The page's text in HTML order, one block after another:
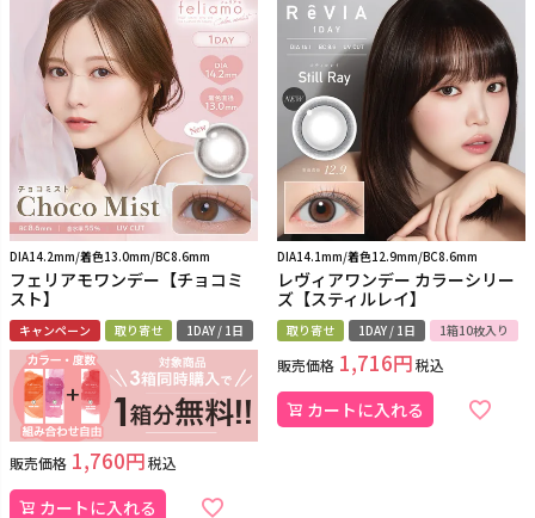
DIA14.2mm/着色13.0mm/BC8.6mm
フェリアモワンデー【チョコミ
スト】
キャンペーン 取り寄せ 1DAY / 1日
販売価格 1,760 税込
カートに入れる
DIA14.1mm/着色12.9mm/BC8.6mm
レヴィアワンデー カラーシリー
ズ【スティルレイ】
取り寄せ 1DAY / 1日 1箱10枚入り
販売価格 1,716 税込
カートに入れる